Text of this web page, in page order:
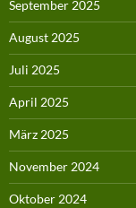
September 2025
August 2025
Juli 2025
April 2025
März 2025
November 2024
Oktober 2024